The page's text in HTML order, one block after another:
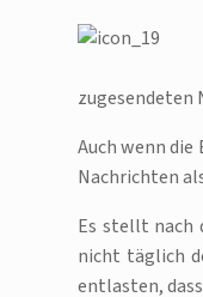
Auch wenn
Nachrichten
Es stellt nach
nicht täglich
entlasten,